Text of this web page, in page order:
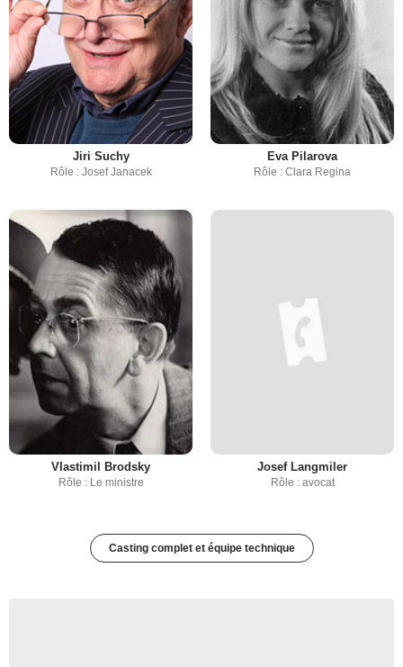
Jiri Suchy
Rôle : Josef Janacek
Eva Pilarova
Rôle : Clara Regina
Vlastimil Brodsky
Rôle : Le ministre
Josef Langmiler
Rôle : avocat
Casting complet et équipe technique